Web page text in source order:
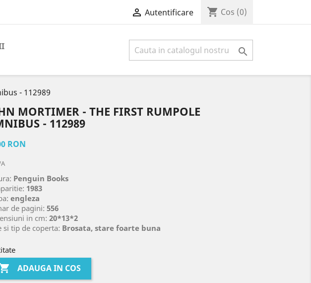
 Autentificare shopping_cart Cos (0)

- 112989
MORTIMER - THE FIRST RUMPOLE
- 112989
RON
Penguin Books
1983
engleza
de pagini: 556
in cm: 20*13*2
si tip de coperta: Brosata, stare foarte buna
ADAUGA IN COS